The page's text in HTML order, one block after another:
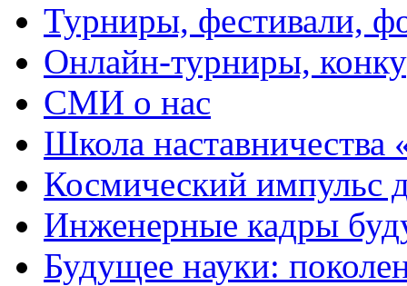
Турниры, фестивали,
Онлайн-турниры,
СМИ о нас
Школа
Космический импульс
Инженерные кадры
Будущее науки: